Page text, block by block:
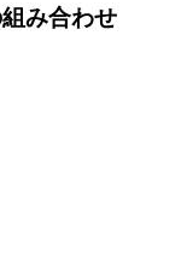
み合わせ